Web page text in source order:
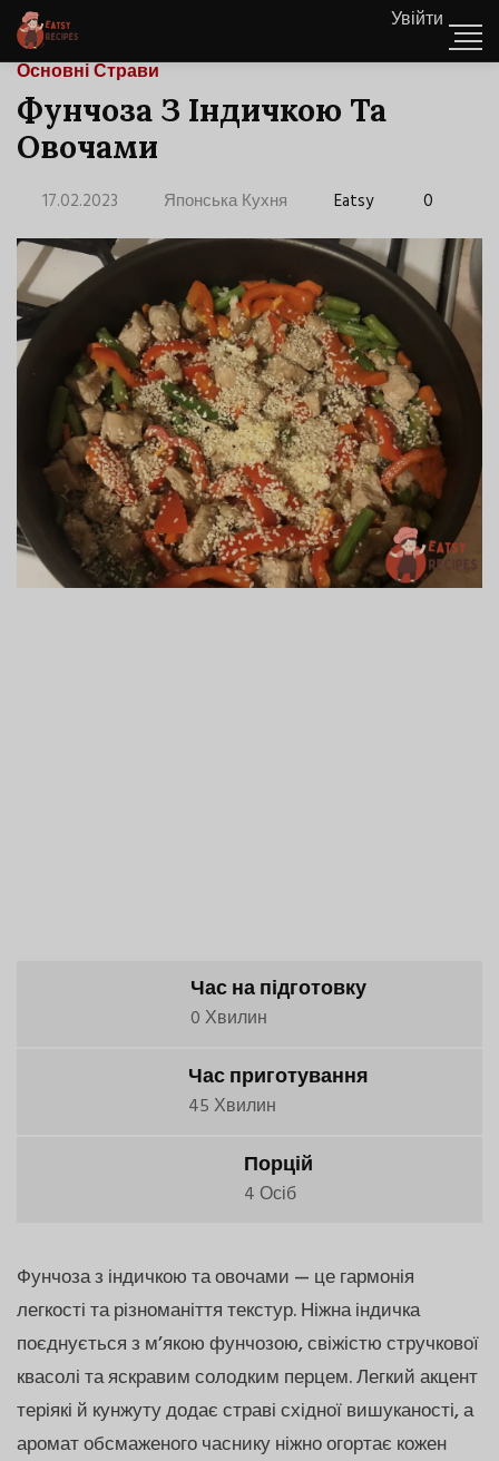
Увійти
Основні Страви
Фунчоза З Індичкою Та
Овочами
17.02.2023 Японська Кухня Eatsy 0
Час на підготовку
0 Хвилин
Час приготування
45 Хвилин
Порцій
4 Осіб
Фунчоза з індичкою та овочами — це гармонія
легкості та різноманіття текстур. Ніжна індичка
поєднується з м’якою фунчозою, свіжістю стручкової
квасолі та яскравим солодким перцем. Легкий акцент
теріякі й кунжуту додає страві східної вишуканості, а
аромат обсмаженого часнику ніжно огортає кожен